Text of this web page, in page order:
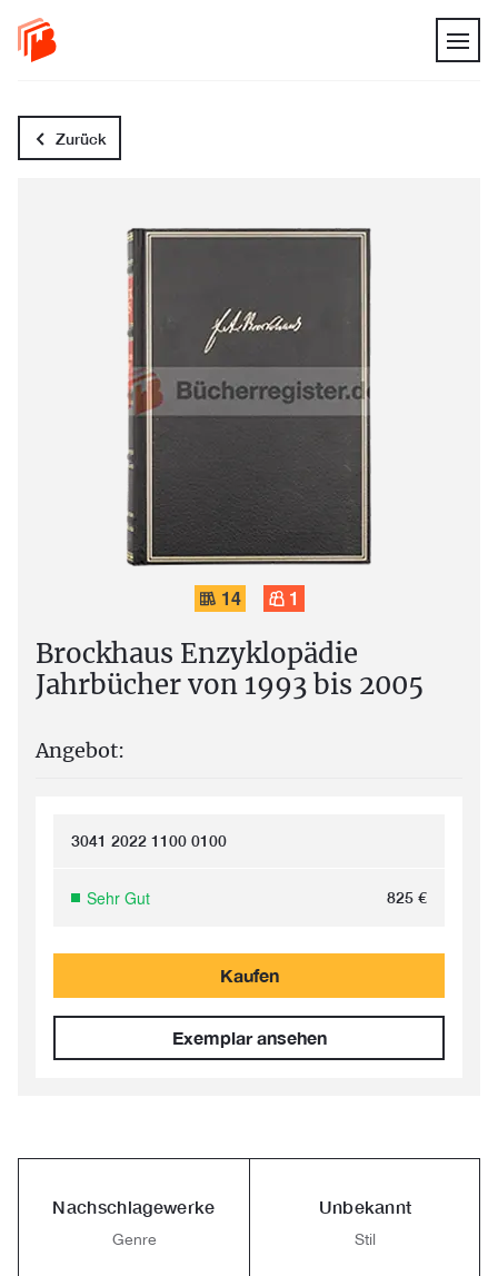
Zurück
14 1
Brockhaus Enzyklopädie
Jahrbücher von 1993 bis 2005
Angebot:
3041 2022 1100 0100
Sehr Gut 825 €
Kaufen
Exemplar ansehen
Nachschlagewerke
Genre
Unbekannt
Stil